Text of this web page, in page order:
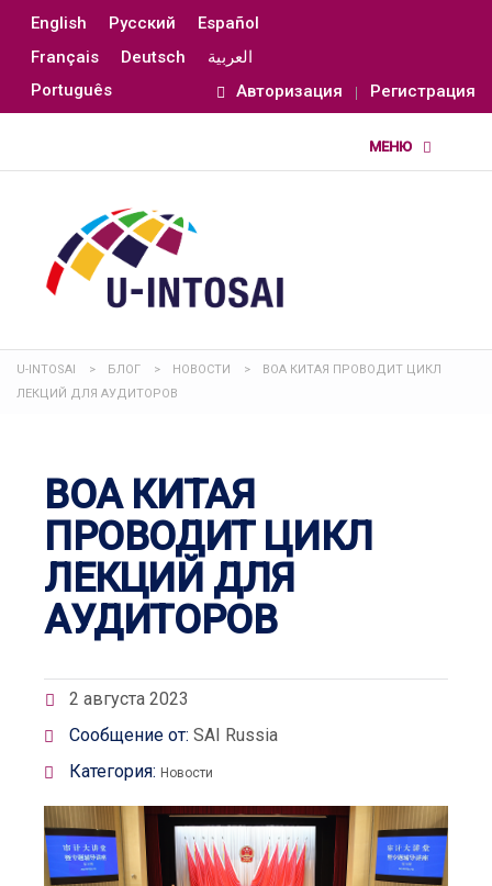
English Русский
Español
Français
Deutsch
العربية
Português
Авторизация Регистрация
U-INTOSAI > БЛОГ > НОВОСТИ >
ВОА КИТАЯ ПРОВОДИТ ЦИКЛ
ЛЕКЦИЙ ДЛЯ АУДИТОРОВ
ВОА КИТАЯ
ПРОВОДИТ ЦИКЛ
ЛЕКЦИЙ ДЛЯ
АУДИТОРОВ
2 августа 2023
Сообщение от: SAI Russia
Категория: Новости